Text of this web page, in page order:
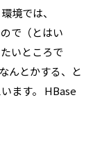
境では、
で（とはい
いところで
んとかする、と
ます。 HBase